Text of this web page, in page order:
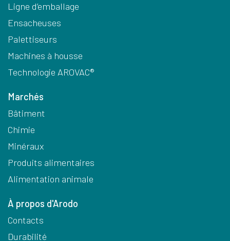
Ligne d’emballage
Ensacheuses
Palettiseurs
Machines à housse
Technologie AROVAC®
Marchés
Bâtiment
Chimie
Minéraux
Produits alimentaires
Alimentation animale
À propos d'Arodo
Contacts
Durabilité